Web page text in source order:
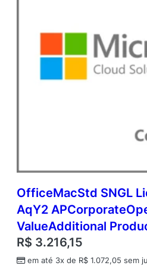
OfficeMacStd SNGL
AqY2
ValueAdditional
R$ 3.216,15
em até 3x de R$ 1.072,05 sem